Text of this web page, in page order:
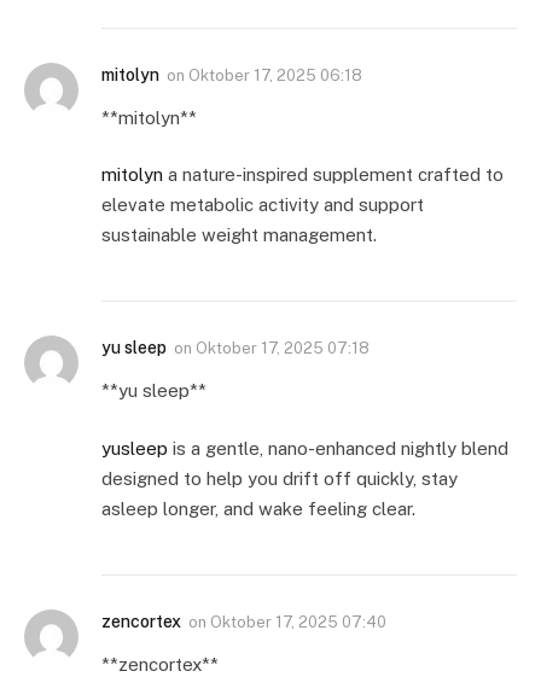
mitolyn on Oktober 17, 2025 06:18
**mitolyn**
mitolyn a nature-inspired supplement crafted to
elevate metabolic activity and support
sustainable weight management.
yu sleep on Oktober 17, 2025 07:18
**yu sleep**
yusleep is a gentle, nano-enhanced nightly blend
designed to help you drift off quickly, stay
asleep longer, and wake feeling clear.
zencortex on Oktober 17, 2025 07:40
** zencortex**